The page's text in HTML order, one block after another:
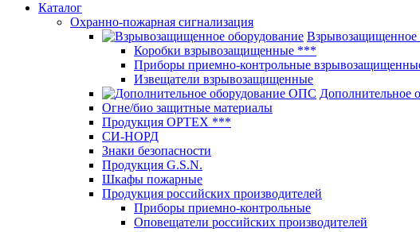
Каталог
Охранно-пожарная сигнализация
Взрывозащищенное
Коробки взрывозащищенные ***
Приборы приемно-контрольные
Извещатели взрывозащищенные
Дополнительное
Огне/био защитные материалы
Продукция OPTEХ ***
СИ-НОРД
Знаки безопасности
Продукция G.S.N.
Шкафы пожарные
Продукция российских производителей
Приборы приемно-контрольные
Оповещатели российских производителей